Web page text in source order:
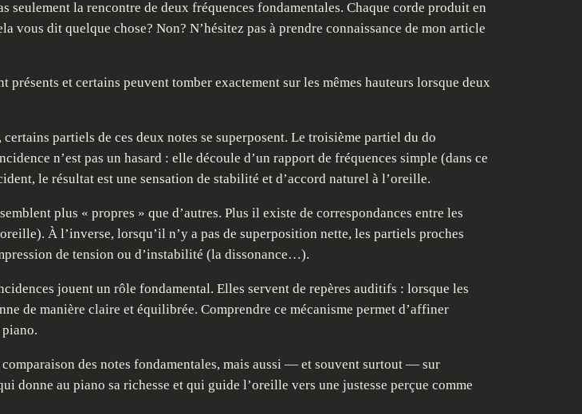
seulement la rencontre de deux fréquences fondamentales. Chaque corde produit en
dit quelque chose? Non? N’hésitez pas à prendre connaissance de mon article
et certains peuvent tomber exactement sur les mêmes hauteurs lorsque deux
partiels de ces deux notes se superposent. Le troisième partiel du do
n’est pas un hasard : elle découle d’un rapport de fréquences simple (dans ce
le résultat est une sensation de stabilité et d’accord naturel à l’oreille.
plus « propres » que d’autres. Plus il existe de correspondances entre les
À l’inverse, lorsqu’il n’y a pas de superposition nette, les partiels proches
de tension ou d’instabilité (la dissonance…).
jouent un rôle fondamental. Elles servent de repères auditifs : lorsque les
de manière claire et équilibrée. Comprendre ce mécanisme permet d’affiner
des notes fondamentales, mais aussi — et souvent surtout — sur
donne au piano sa richesse et qui guide l’oreille vers une justesse perçue comme